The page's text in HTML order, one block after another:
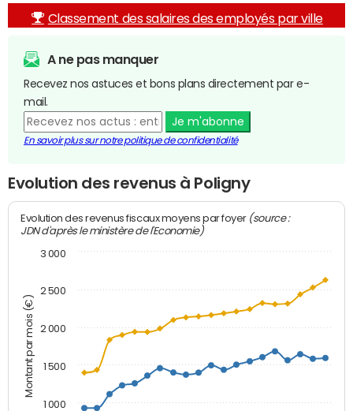
Classement des salaires des employés par ville
A ne pas manquer
Recevez nos astuces et bons plans directement par e-
mail.
Je m'abonne
En savoir plus sur notre politique de confidentialité
Evolution des revenus à Poligny
Montant par mois (€)
Evolution des revenus fiscaux moyens par foyer (source :
JDN d'après le ministère de l'Economie)
1 000
1 500
2 000
2 500
3 000